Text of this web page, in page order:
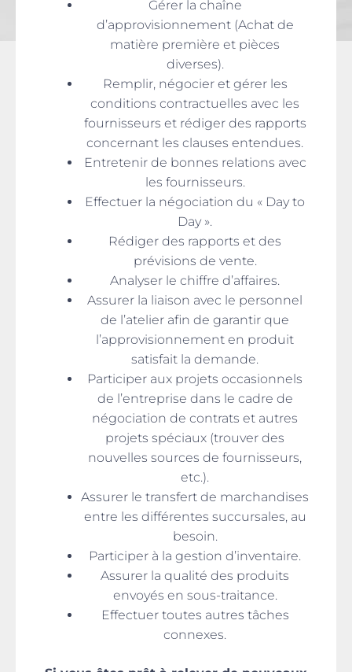
Gérer la chaîne
d’approvisionnement (Achat de
matière première et pièces
diverses).
Remplir, négocier et gérer les
conditions contractuelles avec les
fournisseurs et rédiger des rapports
concernant les clauses entendues.
Entretenir de bonnes relations avec
les fournisseurs.
Effectuer la négociation du « Day to
Day ».
Rédiger des rapports et des
prévisions de vente.
Analyser le chiffre d’affaires.
Assurer la liaison avec le personnel
de l’atelier afin de garantir que
l’approvisionnement en produit
satisfait la demande.
Participer aux projets occasionnels
de l’entreprise dans le cadre de
négociation de contrats et autres
projets spéciaux (trouver des
nouvelles sources de fournisseurs,
etc.).
Assurer le transfert de marchandises
entre les différentes succursales, au
besoin.
Participer à la gestion d’inventaire.
Assurer la qualité des produits
envoyés en sous-traitance.
Effectuer toutes autres tâches
connexes.